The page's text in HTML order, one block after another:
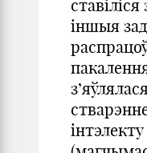
ставіліся
іншыя